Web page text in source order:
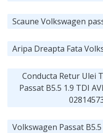
Scaune Volkswagen
Aripa Dreapta Fata
Conducta Retur Ulei
Passat B5.5 1.9 TDI
Volkswagen Passat